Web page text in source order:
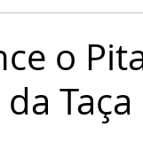
o
Taça